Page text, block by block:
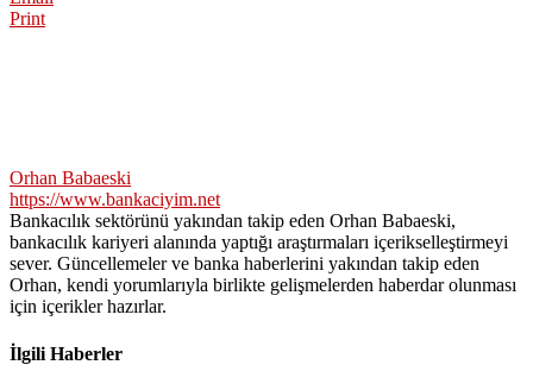
Print
Orhan Babaeski
https://www.bankaciyim.net
Bankacılık sektörünü yakından takip eden Orhan Babaeski,
bankacılık kariyeri alanında yaptığı araştırmaları içerikselleştirmeyi
sever. Güncellemeler ve banka haberlerini yakından takip eden
Orhan, kendi yorumlarıyla birlikte gelişmelerden haberdar olunması
için içerikler hazırlar.
İlgili Haberler